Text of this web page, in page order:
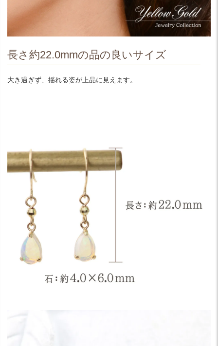
長さ約22.0mmの品の良いサイズ
大き過ぎず、揺れる姿が上品に見えます。